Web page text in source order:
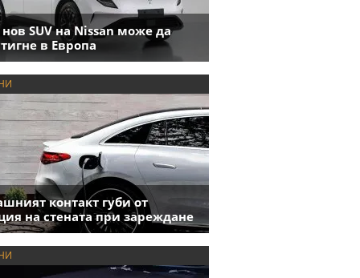
SUV на Nissan може да
в Европа
контакт губи от
на стената при зареждане